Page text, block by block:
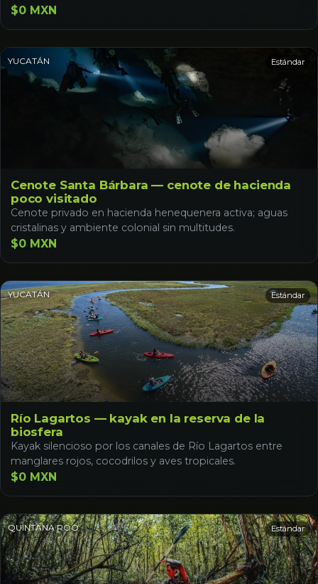
$0 MXN
YUCATÁN Estándar
Cenote Santa Bárbara — cenote de hacienda
poco visitado
Cenote privado en hacienda henequenera activa; aguas
cristalinas y ambiente colonial sin multitudes.
$0 MXN
YUCATÁN Estándar
Río Lagartos — kayak en la reserva de la
biosfera
Kayak silencioso por los canales de Río Lagartos entre
manglares rojos, cocodrilos y aves tropicales.
$0 MXN
QUINTANA ROO Estándar